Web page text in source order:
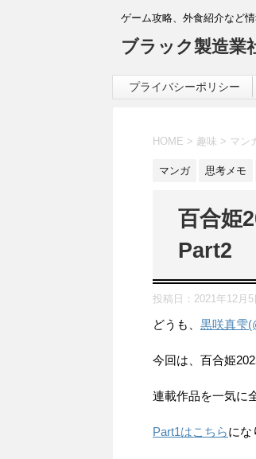
ゲーム攻略、外食紹介など
ブラック製造業
プライバシーポリシー
HOME > 趣味 > マン
マンガ 思考メモ
百合姫
Part2
投稿日： 2021年12月5
どうも、 黒咲真雫
今回は、百合姫
連載作品を一気に
Part1はこちらにな